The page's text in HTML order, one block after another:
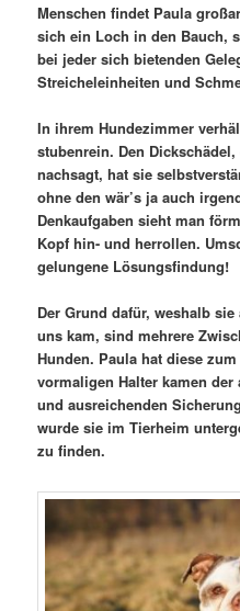
Menschen findet Paula
sich ein Loch in den Bauch,
bei jeder sich bietenden
Streicheleinheiten und
In ihrem Hundezimmer
stubenrein. Den
nachsagt, hat sie
ohne den wär’s ja auch
Denkaufgaben sieht man
Kopf hin- und herrollen.
gelungene Lösungsfindung!
Der Grund dafür, weshalb
uns kam, sind mehrere
Hunden. Paula hat diese
vormaligen Halter kamen
und ausreichenden
wurde sie im Tierheim
zu finden.